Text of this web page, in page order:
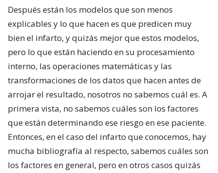
Después están los modelos que son menos
explicables y lo que hacen es que predicen muy
bien el infarto, y quizás mejor que estos modelos,
pero lo que están haciendo en su procesamiento
interno, las operaciones matemáticas y las
transformaciones de los datos que hacen antes de
arrojar el resultado, nosotros no sabemos cuál es. A
primera vista, no sabemos cuáles son los factores
que están determinando ese riesgo en ese paciente.
Entonces, en el caso del infarto que conocemos, hay
mucha bibliografía al respecto, sabemos cuáles son
los factores en general, pero en otros casos quizás